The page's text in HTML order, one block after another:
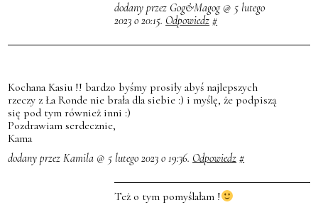
dodany przez Gog&Magog @ 5 lutego
2023 o 20:15. Odpowiedz #
Kochana Kasiu !! bardzo byśmy prosiły abyś najlepszych
rzeczy z Ła Ronde nie brała dla siebie :) i myślę, że podpiszą
się pod tym również inni :)
Pozdrawiam serdecznie,
Kama
dodany przez Kamila @ 5 lutego 2023 o 19:36. Odpowiedz #
Też o tym pomyślałam !